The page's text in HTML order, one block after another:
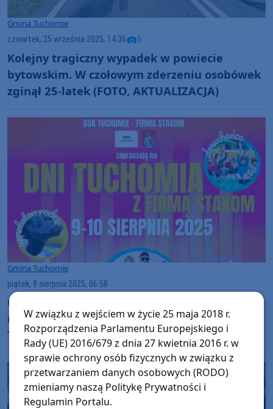
Gmina Tuchomie
czwartek, 25 września 2025, 14:36 5
Kolejny tragiczny wypadek w powiecie
bytowskim. W czołowym zderzeniu osobówek
zginął 25-latek (FOTO, AKTUALIZACJA)
Gmina Tuchomie
piątek, 8 sierpnia 2025, 06:58
Gmina Tuchomie świętuje. Jutro (9.08.) i w
niedzielę (10.08.) obchodzić będzie Dni
Tuchomia
W związku z wejściem w życie 25 maja 2018 r.
Rozporządzenia Parlamentu Europejskiego i
Rady (UE) 2016/679 z dnia 27 kwietnia 2016 r. w
sprawie ochrony osób fizycznych w związku z
przetwarzaniem danych osobowych (RODO)
zmieniamy naszą Politykę Prywatności i
Regulamin Portalu.